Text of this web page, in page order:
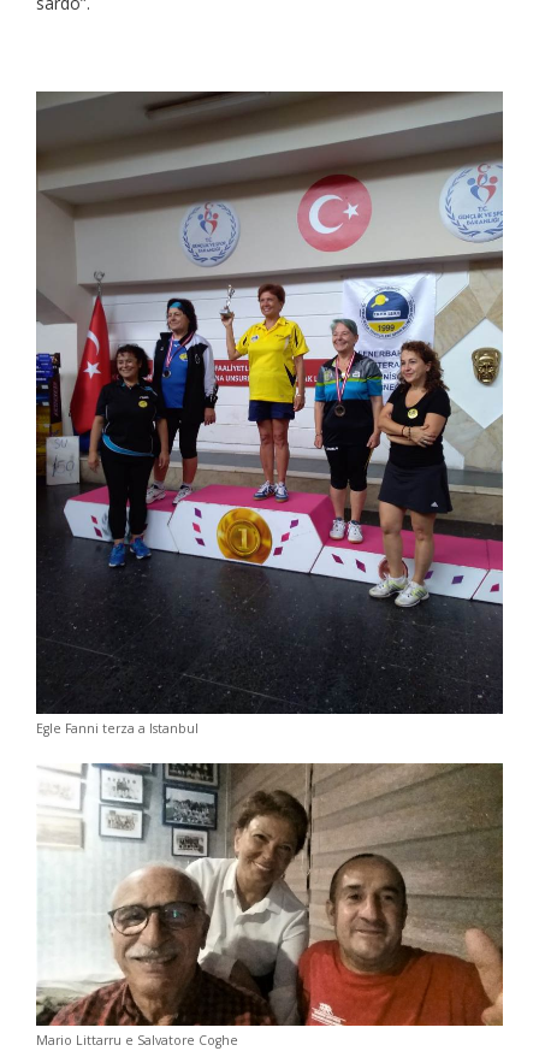
Egle Fanni terza a Istanbul
Mario Littarru e Salvatore Coghe